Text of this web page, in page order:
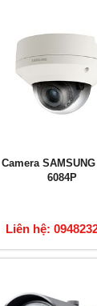
Camera SAMSUNG
6084P
Liên hệ: